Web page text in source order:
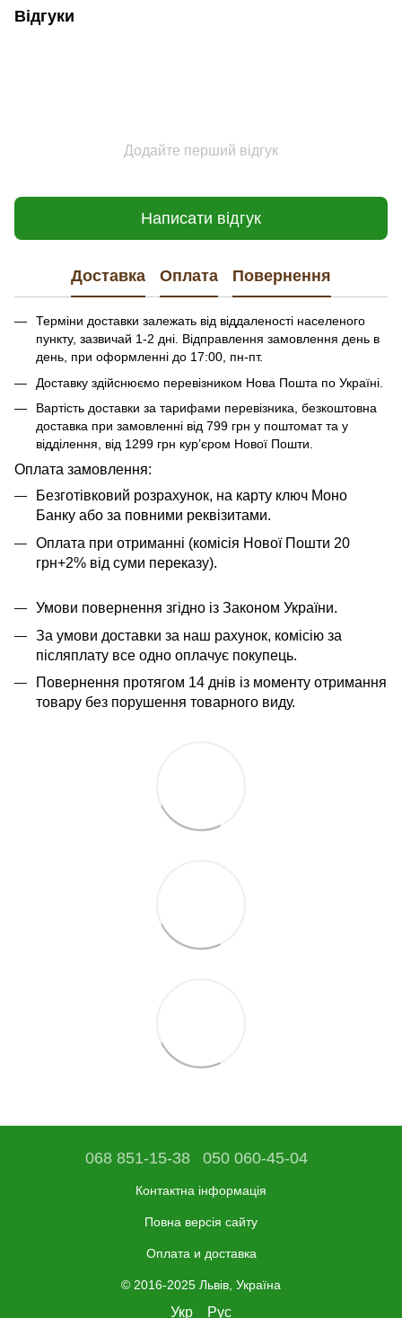
Відгуки
Додайте перший відгук
Написати відгук
Доставка Оплата Повернення
Терміни доставки залежать від віддаленості населеного
пункту, зазвичай 1-2 дні. Відправлення замовлення день в
день, при оформленні до 17:00, пн-пт.
Доставку здійснюємо перевізником Нова Пошта по Україні.
Вартість доставки за тарифами перевізника, безкоштовна
доставка при замовленні від 799 грн у поштомат та у
відділення, від 1299 грн кур’єром Нової Пошти.
​​​​Оплата замовлення:
Безготівковий розрахунок, на карту ключ Моно
Банку або за повними реквізитами.
Оплата при отриманні (комісія Нової Пошти 20
грн+2% від суми переказу).
Умови повернення згідно із Законом України.
За умови доставки за наш рахунок, комісію за
післяплату все одно оплачує покупець.
Повернення протягом 14 днів із моменту отримання
товару без порушення товарного виду.
068 851-15-38 050 060-45-04
Контактна інформація
Повна версія сайту
Оплата и доставка
© 2016-2025 Львів, Україна
Укр Рус